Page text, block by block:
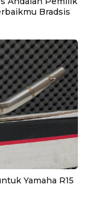
Bradsis
Yamaha R15